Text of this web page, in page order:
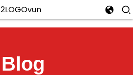
Blog